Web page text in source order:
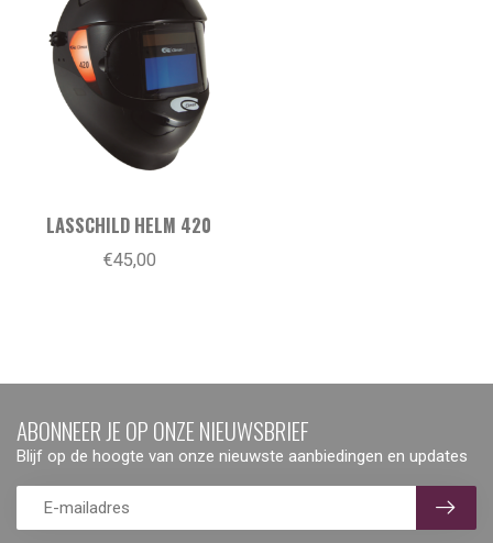
LASSCHILD HELM 420
€45,00
ABONNEER JE OP ONZE NIEUWSBRIEF
Blijf op de hoogte van onze nieuwste aanbiedingen en updates